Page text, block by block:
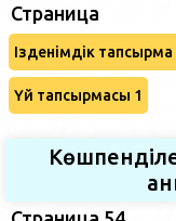
Страница
Ізденімдік тапсырма
Үй тапсырмасы 1